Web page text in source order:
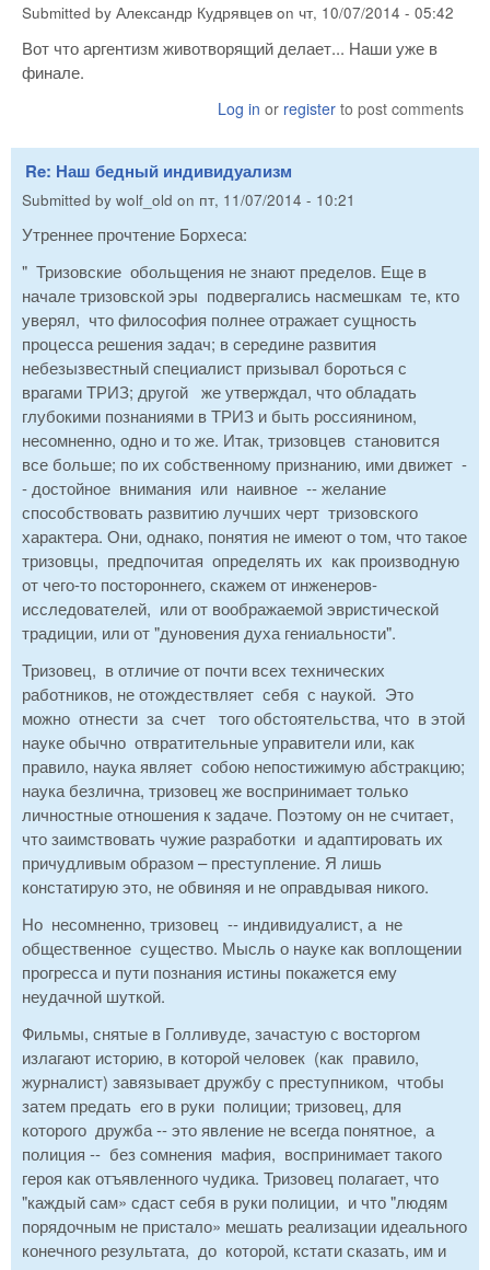
Submitted by Александр Кудрявцев on чт, 10/07/2014 - 05:42
Вот что аргентизм животворящий делает... Наши уже в
финале.
Log in or register to post comments
Re: Наш бедный индивидуализм
Submitted by wolf_old on пт, 11/07/2014 - 10:21
Утреннее прочтение Борхеса:
" Тризовские обольщения не знают пределов. Еще в
начале тризовской эры подвергались насмешкам те, кто
уверял, что философия полнее отражает сущность
процесса решения задач; в середине развития
небезызвестный специалист призывал бороться с
врагами ТРИЗ; другой же утверждал, что обладать
глубокими познаниями в ТРИЗ и быть россиянином,
несомненно, одно и то же. Итак, тризовцев становится
все больше; по их собственному признанию, ими движет -
- достойное внимания или наивное -- желание
способствовать развитию лучших черт тризовского
характера. Они, однако, понятия не имеют о том, что такое
тризовцы, предпочитая определять их как производную
от чего-то постороннего, скажем от инженеров-
исследователей, или от воображаемой эвристической
традиции, или от "дуновения духа гениальности".
Тризовец, в отличие от почти всех технических
работников, не отождествляет себя с наукой. Это
можно отнести за счет того обстоятельства, что в этой
науке обычно отвратительные управители или, как
правило, наука являет собою непостижимую абстракцию;
наука безлична, тризовец же воспринимает только
личностные отношения к задаче. Поэтому он не считает,
что заимствовать чужие разработки и адаптировать их
причудливым образом – преступление. Я лишь
констатирую это, не обвиняя и не оправдывая никого.
Но несомненно, тризовец -- индивидуалист, а не
общественное существо. Мысль о науке как воплощении
прогресса и пути познания истины покажется ему
неудачной шуткой.
Фильмы, снятые в Голливуде, зачастую с восторгом
излагают историю, в которой человек (как правило,
журналист) завязывает дружбу с преступником, чтобы
затем предать его в руки полиции; тризовец, для
которого дружба -- это явление не всегда понятное, а
полиция -- без сомнения мафия, воспринимает такого
героя как отъявленного чудика. Тризовец полагает, что
"каждый сам» сдаст себя в руки полиции, и что "людям
порядочным не пристало» мешать реализации идеального
конечного результата, до которой, кстати сказать, им и